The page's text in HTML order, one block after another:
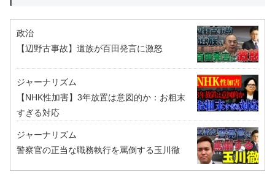
政治
【辺野古事故】遺族が百田発言に激怒
ジャーナリズム
【NHK性加害】3年放置は意図的か：お粗末
すぎる対応
ジャーナリズム
警察官の正当な職務執行を罵倒する玉川徹